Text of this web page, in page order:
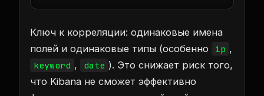
Ключ к корреляции: одинаковые имена
полей и одинаковые типы (особенно
ip ,
keyword , date ). Это снижает риск того,
что Kibana не сможет эффективно